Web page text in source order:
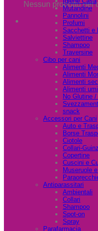
Nessun prodotto nel
Mutandine
Pannolini
Profumi
Sacchetti e
Salviettine
Shampoo
Traversine
Cibo per cani
Alimenti
Alimenti
Alimenti
Alimenti
No Glutine
snack
Accessori per Cani
Auto e
Borse
Ciotole
Collari-
Copertine
Cuscini e
Museruole
Antiparassitari
Ambientali
Collari
Shampoo
Spot-on
Spray
Parafarmacia